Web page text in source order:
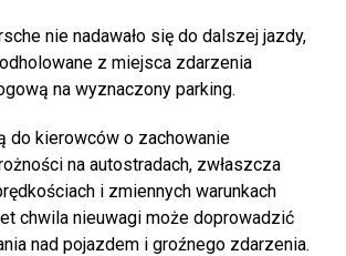
nie nadawało się do dalszej jazdy,
z miejsca zdarzenia
na wyznaczony parking.
do kierowców o zachowanie
na autostradach, zwłaszcza
i zmiennych warunkach
chwila nieuwagi może doprowadzić
nad pojazdem i groźnego zdarzenia.